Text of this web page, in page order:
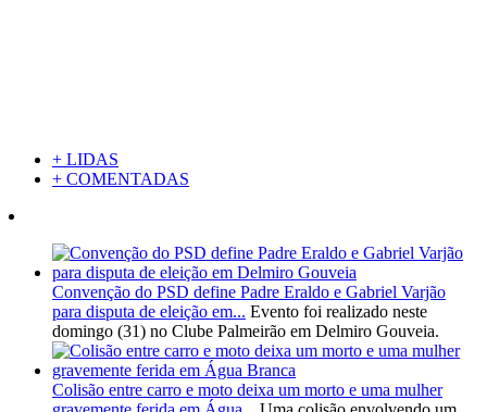
+ LIDAS
+ COMENTADAS
Convenção do PSD define Padre Eraldo e Gabriel Varjão
para disputa de eleição em... Evento foi realizado neste
domingo (31) no Clube Palmeirão em Delmiro Gouveia.
Colisão entre carro e moto deixa um morto e uma mulher